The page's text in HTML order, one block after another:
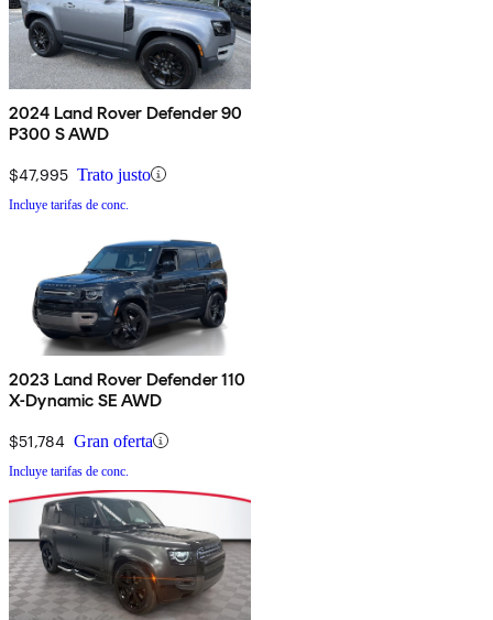
2024 Land Rover Defender 90
P300 S AWD
$47,995 Trato justo
Incluye tarifas de conc.
2023 Land Rover Defender 110
X-Dynamic SE AWD
$51,784 Gran oferta
Incluye tarifas de conc.